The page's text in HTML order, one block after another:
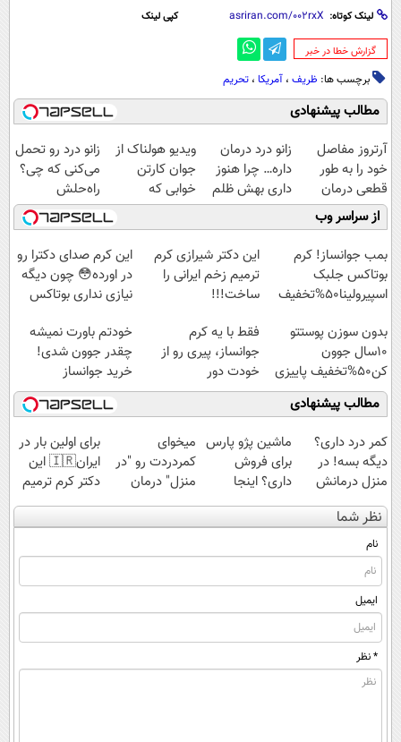
لینک کوتاه: کپی لینک
‌گزارش خطا در خبر
برچسب ها: ظریف ، آمریکا ، تحریم
مطالب پیشنهادی
آرتروز مفاصل
خود را به طور
قطعی درمان
کنید!
◗پرسش‌نامه◖
زانو درد درمان
داره… چرا هنوز
داری بهش ظلم
می‌کنی؟
ویدیو هولناک از
جوان کارتن
خوابی که
میلیاردر شد.
آموزش رایگان
زانو درد رو تحمل
می‌کنی که چی؟
راه‌حلش
همین‌جاست!
از سراسر وب
بمب جوانساز! کرم
بوتاکس جلبک
اسپیرولینا50%تخفیف
این دکتر شیرازی کرم
ترمیم زخم ایرانی را
ساخت!!!
این کرم صدای دکترا رو
در اورده😳 چون دیگه
نیازی نداری بوتاکس
بدون سوزن پوستتو
10سال جوون
کن50%تخفیف پاییزی
فقط با یه کرم
جوانساز، پیری رو از
خودت دور
کن(تخفیف50%)
خودتم باورت نمیشه
چقدر جوون شدی!
خرید جوانساز
اسپیرولینا با تخفیف
ویژه
مطالب پیشنهادی
کمر درد داری؟
دیگه بسه! در
منزل درمانش
کن
(◀پرسش‌نامه)
ماشین پژو پارس
برای فروش
داری؟ اینجا
سریع بفروشش
میخوای
کمردردت رو "در
منزل" درمان
کنی؟ (◂فیلم +
◂پرسش‌نامه)
برای اولین بار در
ایران🇮🇷 این
دکتر کرم ترمیم
کننده 23 روزه
ساخت!
نظر شما
نام
ایمیل
* نظر